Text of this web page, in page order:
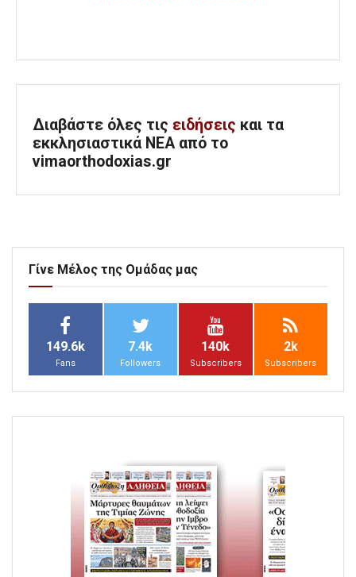
Διαβάστε όλες τις ειδήσεις και τα
εκκλησιαστικά ΝΕΑ από το
vimaorthodoxias.gr
Γίνε Μέλος της Ομάδας μας
149.6k
Fans
7.4k
Followers
140k
Subscribers
2k
Subscribers